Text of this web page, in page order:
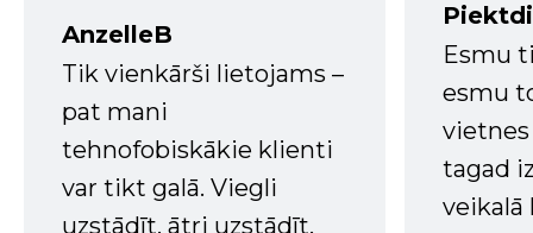
AnzelleB
Tik vienkārši lietojams –
pat mani
tehnofobiskākie klienti
var tikt galā. Viegli
uzstādīt, ātri uzstādīt.
Esmu
esmu
tagad
veikalā